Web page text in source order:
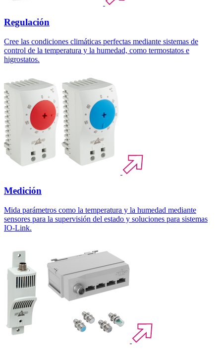
Regulación
Cree las condiciones climáticas perfectas mediante sistemas de
control de la temperatura y la humedad, como termostatos e
higrostatos.
Medición
Mida parámetros como la temperatura y la humedad mediante
sensores para la supervisión del estado y soluciones para sistemas
IO-Link.